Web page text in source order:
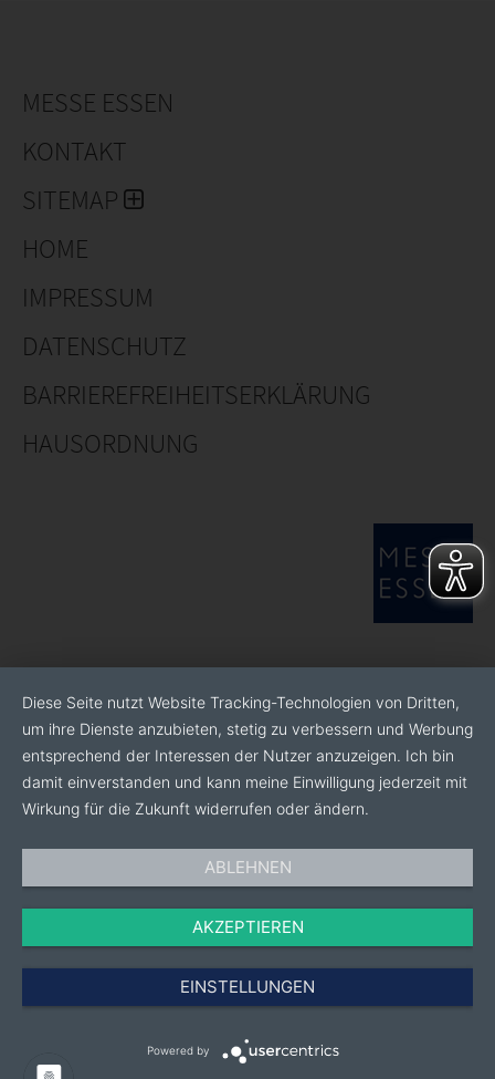
MESSE ESSEN
KONTAKT
SITEMAP
HOME
IMPRESSUM
DATENSCHUTZ
BARRIEREFREIHEITSERKLÄRUNG
HAUSORDNUNG
Diese Seite nutzt Website Tracking-Technologien von Dritten,
um ihre Dienste anzubieten, stetig zu verbessern und Werbung
entsprechend der Interessen der Nutzer anzuzeigen. Ich bin
damit einverstanden und kann meine Einwilligung jederzeit mit
Wirkung für die Zukunft widerrufen oder ändern.
ABLEHNEN
AKZEPTIEREN
EINSTELLUNGEN
Powered by